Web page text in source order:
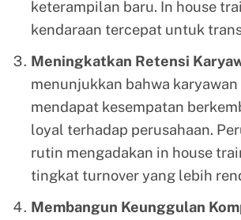
keterampilan baru. In house
kendaraan tercepat untuk
Meningkatkan Retensi
menunjukkan bahwa karyawan
mendapat kesempatan
loyal terhadap perusahaan.
rutin mengadakan in house
tingkat turnover yang lebih
Membangun Keunggulan